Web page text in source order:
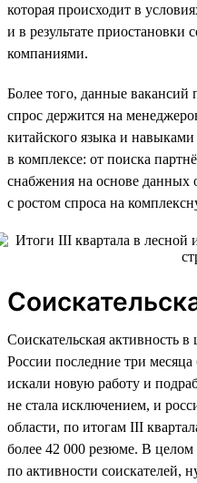
которая происходит в
и в результате приостановки
компаниями.
Более того, данные
спрос держится на
китайского языка и
в комплексе: от поиска
снабжения на основе данных
с ростом спроса на
Соискательская активность
России последние три
искали новую работу и
не стала исключением, и
области, по итогам III
более 42 000 резюме. В целом
по активности соискателей,